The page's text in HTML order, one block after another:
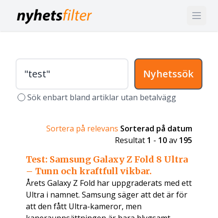
Nyhetssök
Sök enbart bland artiklar utan betalvägg
Sortera på relevans Sorterad på datum
Resultat 1 - 10av 195
Test: Samsung Galaxy Z Fold 8 Ultra
– Tunn och kraftfull vikbar.
Årets Galaxy Z Fold har uppgraderats med ett
Ultra i namnet. Samsung säger att det är för
att den fått Ultra-kameror, men